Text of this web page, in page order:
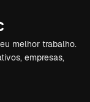
melhor trabalho.
empresas,